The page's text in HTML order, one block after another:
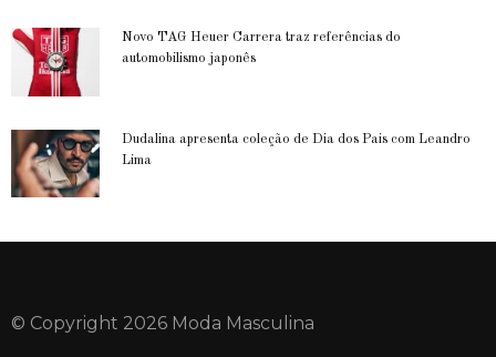
Novo TAG Heuer Carrera traz referências do
automobilismo japonês
Dudalina apresenta coleção de Dia dos Pais com Leandro
Lima
© Copyright 2026 Moda Masculina